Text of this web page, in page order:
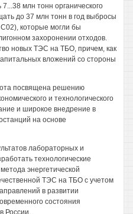
млн тонн органического
до 37 млн тонн в год выбросы
которые могли бы
захоронении отходов.
новых ТЭС на ТБО, причем, как
вложений со стороны
посвящена решению
и технологического
и широкое внедрение в
на основе
лабораторных и
технологические
энергетической
ТЭС на ТБО с учетом
в развитии
состояния
России.